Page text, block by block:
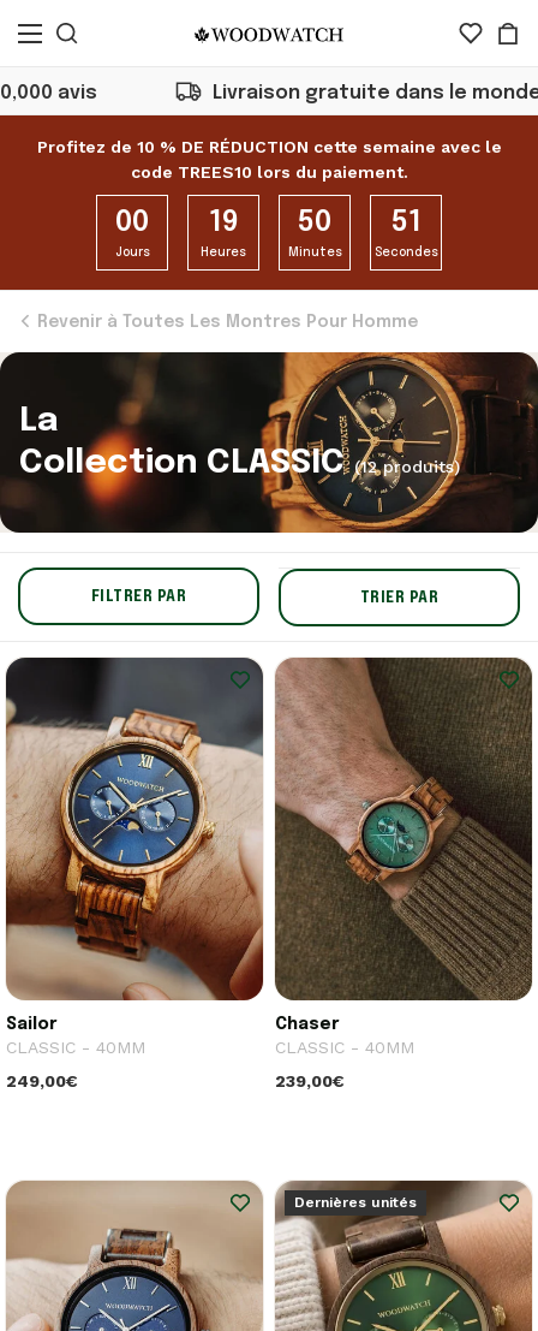
Livraison gratuite dans le monde dès 50€
Profitez de 10 % DE RÉDUCTION cette semaine avec le
code TREES10 lors du paiement.
00
Jours
19
Heures
50
Minutes
50
Secondes
Revenir à Toutes Les Montres Pour Homme
La
Collection CLASSIC (12 produits)
FILTRER PAR TRIER PAR
Sailor
CLASSIC - 40MM
249,00€
Chaser
CLASSIC - 40MM
239,00€
Dernières unités